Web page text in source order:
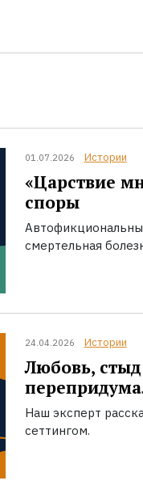
01.07.2026 Истории
«Царствие
споры
смертельная
24.04.2026 Истории
Любовь,
Наш эксперт
сеттингом.